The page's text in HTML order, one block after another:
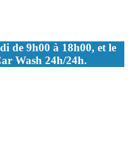
de 9h00 à 18h00, et le
Wash 24h/24h.